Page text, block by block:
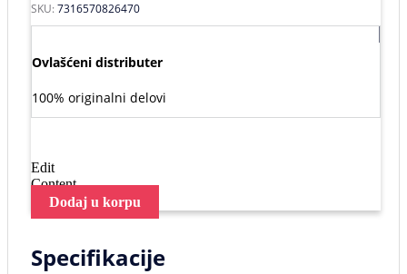
SKU:7316570826470
Ovlašćeni distributer
100% originalni delovi
Edit
Content
Dodaj u korpu
Specifikacije